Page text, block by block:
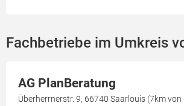
Fachbetriebe im Umkreis
AG PlanBeratung
Überherrnerstr. 9, 66740 Saarlouis (7km